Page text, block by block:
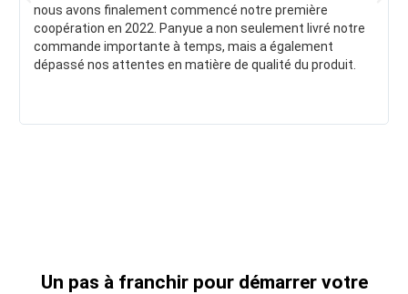
nous avons finalement commencé notre première
coopération en 2022. Panyue a non seulement livré notre
commande importante à temps, mais a également
dépassé nos attentes en matière de qualité du produit.
Un pas à franchir pour démarrer votre